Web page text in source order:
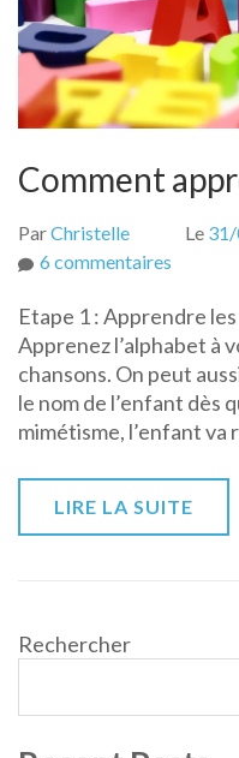
Comment
ParChristelle Le
6 commentaires
les
lettres
?
Etape 1 : Apprendre
Apprenez l’alphabet à
chansons. On peut
le nom de l’enfant dès
mimétisme, l’enfant
LIRE LA SUITE
Rechercher